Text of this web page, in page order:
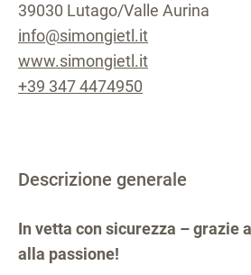
39030 Lutago/Valle Aurina
info@simongietl.it
www.simongietl.it
+39 347 4474950
Descrizione generale
In vetta con sicurezza – grazie
alla passione!